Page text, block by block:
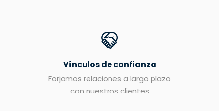
Vínculos de confianza
Forjamos relaciones a largo plazo
con nuestros clientes